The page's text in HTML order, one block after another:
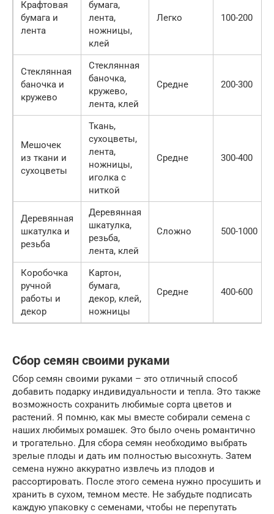
Крафтовая
бумага и
лента
бумага,
лента,
ножницы,
клей
Легко 100-200
Стеклянная
баночка и
кружево
Стеклянная
баночка,
кружево,
лента, клей
Средне 200-300
Мешочек
из ткани и
сухоцветы
Ткань,
сухоцветы,
лента,
ножницы,
иголка с
ниткой
Средне 300-400
Деревянная
шкатулка и
резьба
Деревянная
шкатулка,
резьба,
лента, клей
Сложно 500-1000
Коробочка
ручной
работы и
декор
Картон,
бумага,
декор, клей,
ножницы
Средне 400-600
Сбор семян своими руками
Сбор семян своими руками – это отличный способ
добавить подарку индивидуальности и тепла. Это также
возможность сохранить любимые сорта цветов и
растений. Я помню, как мы вместе собирали семена с
наших любимых ромашек. Это было очень романтично
и трогательно. Для сбора семян необходимо выбрать
зрелые плоды и дать им полностью высохнуть. Затем
семена нужно аккуратно извлечь из плодов и
рассортировать. После этого семена нужно просушить и
хранить в сухом, темном месте. Не забудьте подписать
каждую упаковку с семенами, чтобы не перепутать